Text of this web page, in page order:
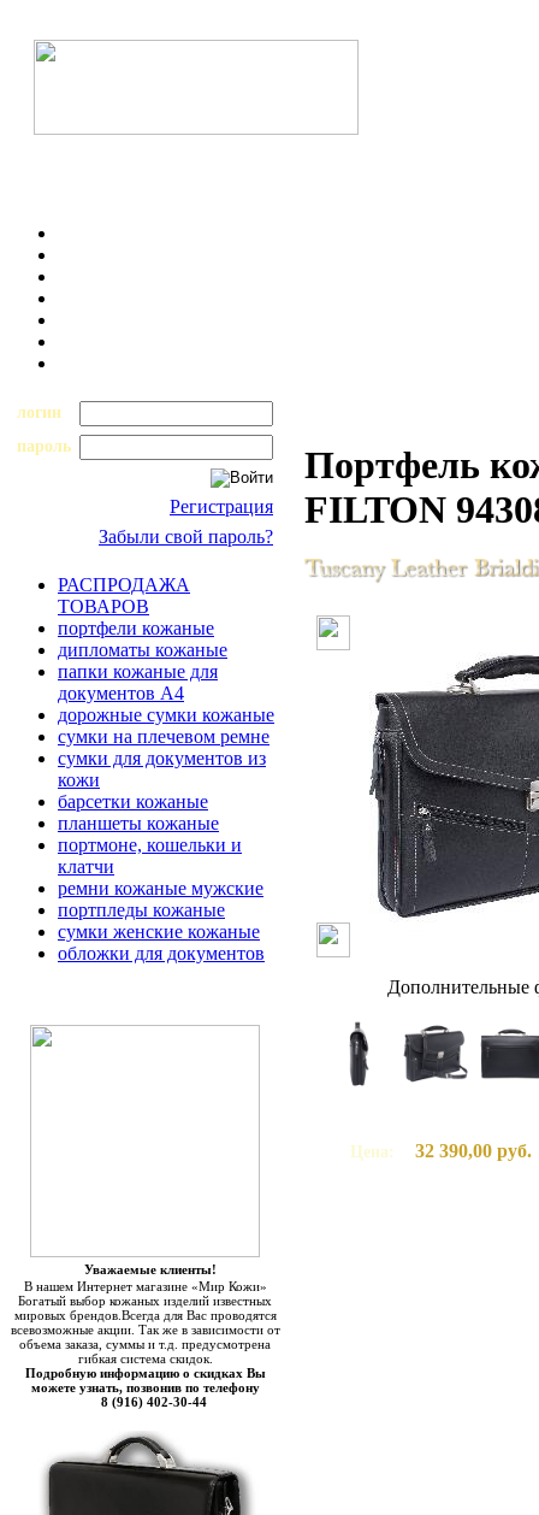
логин
пароль
Регистрация
Забыли свой пароль?
РАСПРОДАЖА
ТОВАРОВ
портфели кожаные
дипломаты кожаные
папки кожаные для
документов А4
дорожные сумки кожаные
сумки на плечевом ремне
сумки для документов из
кожи
барсетки кожаные
планшеты кожаные
портмоне, кошельки и
клатчи
ремни кожаные мужские
портпледы кожаные
сумки женские кожаные
обложки для документов
Уважаемые клиенты!
В нашем Интернет магазине «Мир Кожи»
Богатый выбор кожаных изделий известных
мировых брендов.Всегда для Вас проводятся
всевозможные акции. Так же в зависимости от
объема заказа, суммы и т.д. предусмотрена
гибкая система скидок.
Подробную информацию о скидках Вы
можете узнать, позвонив по телефону
8 (916) 402-30-44
Портфель
FILTON
Дополнительные
Цена: 32 390,00 руб.